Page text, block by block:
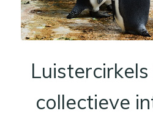
collectieve